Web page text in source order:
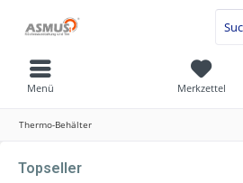
Merkzettel
Menü
Thermo-Behälter
Topseller